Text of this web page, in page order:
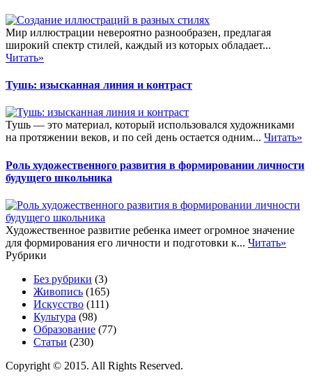
Мир иллюстрации невероятно разнообразен, предлагая
широкий спектр стилей, каждый из которых обладает...
Читать»
Тушь: изысканная линия и контраст
Тушь — это материал, который использовался художниками
на протяжении веков, и по сей день остается одним... Читать»
Роль художественного развития в формировании личности
будущего школьника
Художественное развитие ребенка имеет огромное значение
для формирования его личности и подготовки к... Читать»
Рубрики
Без рубрики (3)
Живопись (165)
Искусство (111)
Культура (98)
Образование (77)
Статьи (230)
Copyright © 2015. All Rights Reserved.